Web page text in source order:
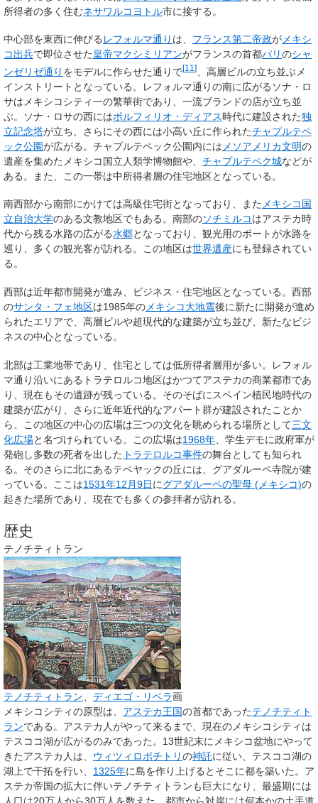
所得者の多く住むネサワルコヨトル市に接する。
中心部を東西に伸びる レフォルマ通り は、 フランス第二帝政が メキシ
コ出兵で即位させた皇帝マクシミリアンがフランスの首都パリのシャ
ンゼリゼ通り をモデルに作らせた通りで[11 ]
、高層ビルの立ち並ぶメ
インストリートとなっている。レフォルマ通りの南に広がるソナ・ロ
サはメキシコシティ一の繁華街であり、一流ブランドの店が立ち並
ぶ。ソナ・ロサの西にはポルフィリオ・ディアス時代に建設された独
立記念塔が立ち、さらにその西には小高い丘に作られたチャプルテペ
ック公園が広がる。チャプルテペック公園内には メソアメリカ文明の
遺産を集めたメキシコ国立人類学博物館や、 チャプルテペク城などが
ある。また、この一帯は中所得者層の住宅地区となっている。
南西部から南部にかけては高級住宅街となっており、また メキシコ国
立自治大学のある文教地区でもある。南部のソチミルコはアステカ時
代から残る水路の広がる水郷となっており、観光用のボートが水路を
巡り、多くの観光客が訪れる。この地区は世界遺産にも登録されてい
る。
西部は近年都市開発が進み、ビジネス・住宅地区となっている。西部
のサンタ・フェ地区は1985年の メキシコ大地震後に新たに開発が進め
られたエリアで、高層ビルや超現代的な建築が立ち並び、新たなビジ
ネスの中心となっている。
北部は工業地帯であり、住宅としては低所得者層用が多い。レフォル
マ通り沿いにあるトラテロルコ地区はかつてアステカの商業都市であ
り、現在もその遺跡が残っている。そのそばにスペイン植民地時代の
建築が広がり、さらに近年近代的なアパート群が建設されたことか
ら、この地区の中心の広場は三つの文化を眺められる場所として三文
化広場と名づけられている。この広場は1968年 、学生デモに政府軍が
発砲し多数の死者を出した トラテロルコ事件の舞台としても知られ
る。そのさらに北にあるテペヤックの丘には、グアダルーペ寺院が建
っている。ここは1531年12月9日にグアダルーペの聖母 (メキシコ)の
起きた場所であり、現在でも多くの参拝者が訪れる。
歴史
テノチティトラン
テノチティトラン、 ディエゴ・リベラ画
メキシコシティの原型は、 アステカ王国の首都であったテノチティト
ランである。アステカ人がやって来るまで、現在のメキシコシティは
テスココ湖が広がるのみであった。13世紀末にメキシコ盆地にやって
きたアステカ人は、 ウィツィロポチトリの神託に従い、テスココ湖の
湖上で干拓を行い、 1325年に島を作り上げるとそこに都を築いた。ア
ステカ帝国の拡大に伴いテノチティトランも巨大になり、最盛期には